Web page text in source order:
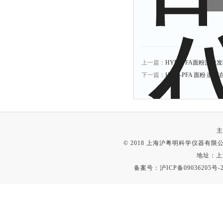
上一篇： HYM-PFA面粉流变
下一篇： HYM-PFA 面粉 面团
© 2018 上海沪粤明科学仪器有限
地址：
备案号：沪ICP备09036205号-